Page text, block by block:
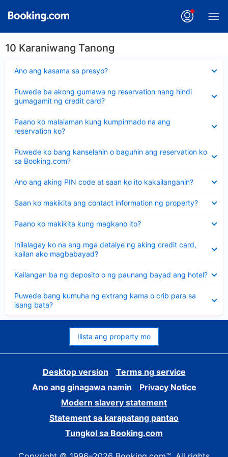
10 Karaniwang Tanong
Ano ang kasama sa presyo?
ang
Puwede ba akong gumawa ng reservation nang hindi
gumagamit ng credit card?
ang
sagot
Paano ko malalaman kung kumpirmado na ang
reservation ko?
ang
sagot
Puwede ko bang kanselahin o baguhin ang reservation ko
sa Booking.com?
ang
sagot
Ano ang aking PIN code at saan ko ito kakailanganin?
ang
Saan ko makikita ang contact information ng property?
ang
Paano ko makikita kung magkano ito?
ang
Inilalagay ko na ang mga detalye ng aking credit card,
kailan ako magbabayad?
ang
sagot
Kailangan ba ng deposito o ng paunang bayad ang hotel?
ang
Puwede bang kumuha ng extrang kama o crib para sa
isang bata?
ang
sagot
Ilista ang property mo
Desktop version
Terms ng service
Ano ang ginagawa namin
Privacy Notice
Modern slavery statement
Statement sa karapatang pantao
Tungkol sa Booking.com